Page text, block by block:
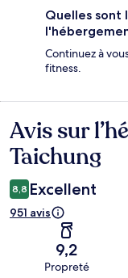
Quelles sont
Continuez à
fitness.
Avis
Avis sur
Taichung
8,8 Excellent
951 avis
9,2
Propreté